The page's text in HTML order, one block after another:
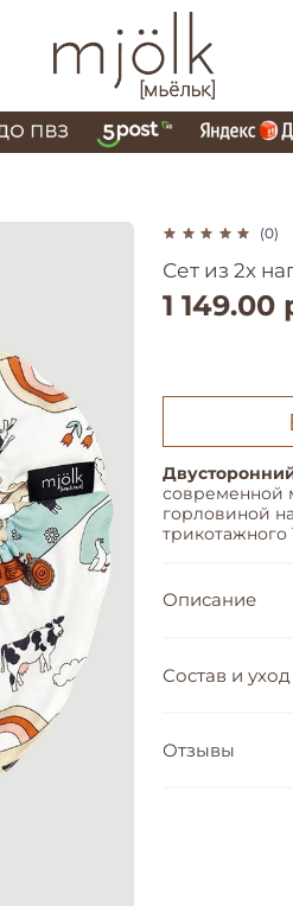
(0)
Сет из 2х
1 149.00
современной
горловиной
трикотажного
Описание
Состав и уход
Отзывы